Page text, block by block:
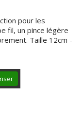
pour les
fil, un pince légère
Taille 12cm -